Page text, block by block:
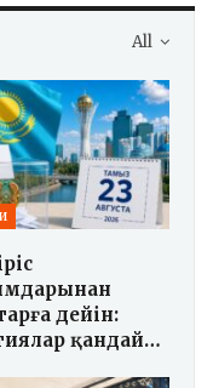
All
дейін:
қандай…